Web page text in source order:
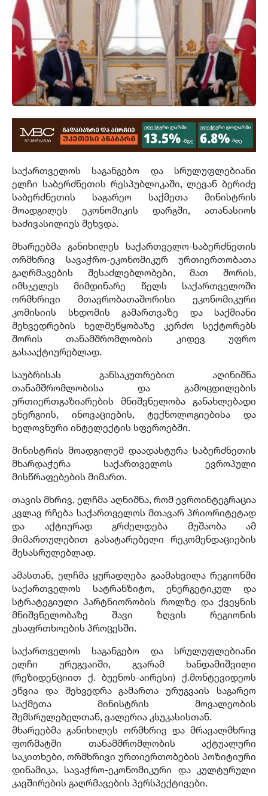
საქართველოს საგანგებო და სრულუფლებიანი
ელჩი საბერძნეთის რესპუბლიკაში, ლევან ბერიძე
საბერძნეთის საგარეო საქმეთა მინისტრის
მოადგილეს ეკონომიკის დარგში, ათანასიოს
ხაძივასილიუს შეხვდა.
მხარეებმა განიხილეს საქართველო-საბერძნეთის
ორმხრივ სავაჭრო-ეკონომიკურ ურთიერთობათა
გაღრმავების შესაძლებლობები, მათ შორის,
იმსჯელეს მიმდინარე წელს საქართველოში
ორმხრივი მთავრობათაშორისი ეკონომიკური
კომისიის სხდომის გამართვაზე და საქმიანი
შეხვედრების ხელშეწყობაზე კერძო სექტორებს
შორის თანამშრომლობის კიდევ უფრო
გასააქტიურებლად.
საუბრისას განსაკუთრებით აღინიშნა
თანამშრომლობისა და გამოცდილების
ურთიერთგაზიარების მნიშვნელობა განახლებადი
ენერგიის, ინოვაციების, ტექნოლოგიებისა და
ხელოვნური ინტელექტის სფეროებში.
მინისტრის მოადგილემ დაადასტურა საბერძნეთის
მხარდაჭერა საქართველოს ევროპული
მისწრაფებების მიმართ.
თავის მხრივ, ელჩმა აღნიშნა, რომ ევროინტეგრაცია
კვლავ რჩება საქართველოს მთავარ პრიორიტეტად
და აქტიურად გრძელდება მუშაობა ამ
მიმართულებით გასატარებელი რეკომენდაციების
შესასრულებლად.
ამასთან, ელჩმა ყურადღება გაამახვილა რეგიონში
საქართველოს სატრანზიტო, ენერგეტიკულ და
სტრატეგიული პარტნიორობის როლზე და ქვეყნის
მნიშვნელობაზე შავი ზღვის რეგიონის
უსაფრთხოების პროცესში.
საქართველოს საგანგებო და სრულუფლებიანი
ელჩი ურუგვაიში, გვარამ ხანდამიშვილი
(რეზიდენციით ქ. ბუენოს-აირესი) ქ.მონტევიდეოს
ეწვია და შეხვედრა გამართა ურუგვაის საგარეო
საქმეთა მინისტრის მოვალეობის
შემსრულებელთან, ვალერია კსუკასისთან.
მხარეებმა განიხილეს ორმხრივ და მრავალმხრივ
ფორმატში თანამშრომლობის აქტუალური
საკითხები, ორმხრივი ურთიერთობების პოზიტიური
დინამიკა, სავაჭრო-ეკონომიკური და კულტურული
კავშირების გაღრმავების პერსპექტივები.